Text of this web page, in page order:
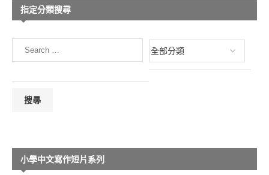
指定分類搜尋
小學中文寫作短片系列